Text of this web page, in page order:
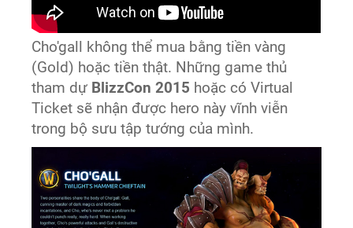
Cho'gall
không thể mua bằng tiền vàng
(Gold) hoặc tiền thật. Những game thủ
tham dự BlizzCon 2015 hoặc có Virtual
Ticket sẽ nhận được hero này vĩnh viễn
trong bộ sưu tập tướng của mình.